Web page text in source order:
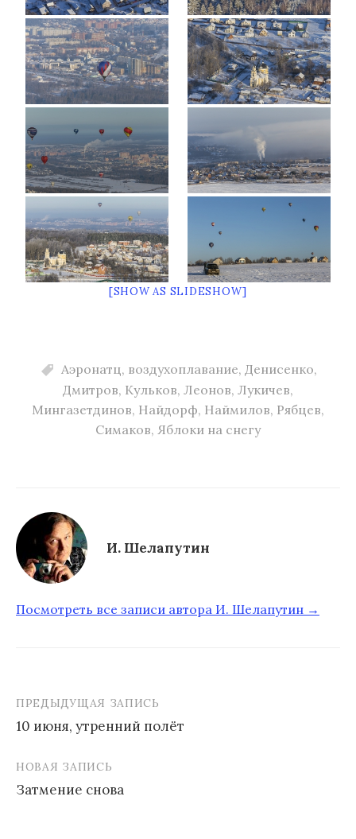
[SHOW AS SLIDESHOW]
Аэронатц, воздухоплавание, Денисенко,
Дмитров, Кульков, Леонов, Лукичев,
Мингазетдинов, Найдорф, Наймилов, Рябцев,
Симаков, Яблоки на снегу
И. Шелапутин
Посмотреть все записи автора И. Шелапутин →
а
ПРЕДЫДУЩАЯ ЗАПИСЬ
10 июня, утренний полёт
НОВАЯ ЗАПИСЬ
Затмение снова